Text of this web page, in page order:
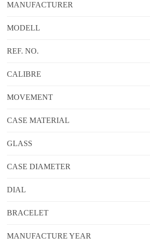
MANUFACTURER
MODELL
REF. NO.
CALIBRE
MOVEMENT
CASE MATERIAL
GLASS
CASE DIAMETER
DIAL
BRACELET
MANUFACTURE YEAR